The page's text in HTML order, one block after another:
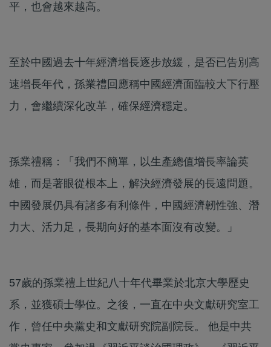
平，也會越來越高。
至於中國過去十年經濟增長逐步放緩，是否已告別高
速增長年代，孫業禮回應稱中國經濟面臨較大下行壓
力，會繼續深化改革，確保經濟穩定。
孫業禮稱：「我們不簡單，以生產總值增長率論英
雄，而是著眼從根本上，解決經濟發展的長遠問題。
中國發展仍具有諸多有利條件，中國經濟韌性強、潛
力大、活力足，長期向好的基本面沒有改變。」
57歲的孫業禮上世紀八十年代畢業於北京大學歷史
系，並獲碩士學位。之後，一直在中央文獻研究室工
作，曾任中央黨史和文獻研究院副院長。 他是中共